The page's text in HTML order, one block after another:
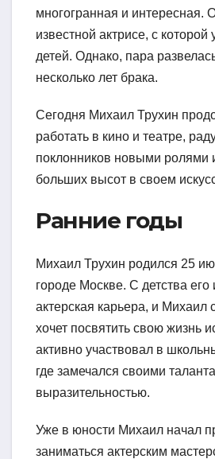
многогранная и интересная.
известной актрисе, с которой
детей. Однако, пара
несколько лет брака.
Сегодня Михаил Трухин
работать в кино и театре,
поклонников новыми ролями
больших высот в своем
Ранние годы
Михаил Трухин родился 25
городе Москве. С детства его
актерская карьера, и Михаил
хочет посвятить свою жизнь
активно участвовал в
где замечался своими
выразительностью.
Уже в юности Михаил начал
заниматься актерским